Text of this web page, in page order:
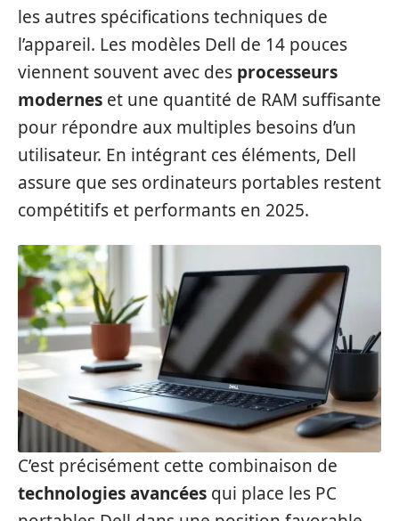
les autres spécifications techniques de
l’appareil. Les modèles Dell de 14 pouces
viennent souvent avec des processeurs
modernes et une quantité de RAM suffisante
pour répondre aux multiples besoins d’un
utilisateur. En intégrant ces éléments, Dell
assure que ses ordinateurs portables restent
compétitifs et performants en 2025.
C’est précisément cette combinaison de
technologies avancées qui place les PC